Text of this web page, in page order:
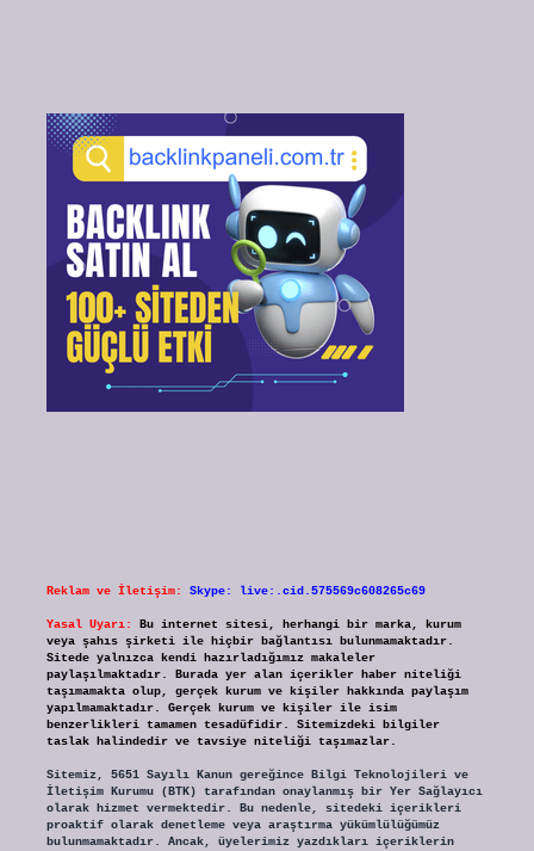
Reklam ve İletişim: Skype: live:.cid.575569c608265c69
Yasal Uyarı:
Bu internet sitesi, herhangi bir marka, kurum
veya şahıs şirketi ile hiçbir bağlantısı bulunmamaktadır.
Sitede yalnızca kendi hazırladığımız makaleler
paylaşılmaktadır. Burada yer alan içerikler haber niteliği
taşımamakta olup, gerçek kurum ve kişiler hakkında paylaşım
yapılmamaktadır. Gerçek kurum ve kişiler ile isim
benzerlikleri tamamen tesadüfidir. Sitemizdeki bilgiler
taslak halindedir ve tavsiye niteliği taşımazlar.
Sitemiz, 5651 Sayılı Kanun gereğince Bilgi Teknolojileri ve
İletişim Kurumu (BTK) tarafından onaylanmış bir Yer Sağlayıcı
olarak hizmet vermektedir. Bu nedenle, sitedeki içerikleri
proaktif olarak denetleme veya araştırma yükümlülüğümüz
bulunmamaktadır. Ancak, üyelerimiz yazdıkları içeriklerin